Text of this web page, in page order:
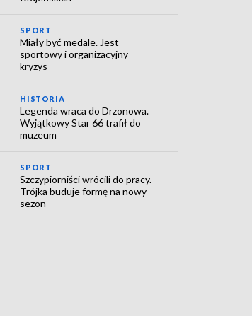
SPORT
Miały być medale. Jest
sportowy i organizacyjny
kryzys
HISTORIA
Legenda wraca do Drzonowa.
Wyjątkowy Star 66 trafił do
muzeum
SPORT
Szczypiorniści wrócili do pracy.
Trójka buduje formę na nowy
sezon